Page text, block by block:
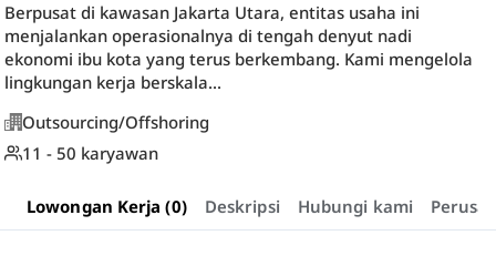
Berpusat di kawasan Jakarta Utara, entitas usaha ini
menjalankan operasionalnya di tengah denyut nadi
ekonomi ibu kota yang terus berkembang. Kami mengelola
lingkungan kerja berskala...
Outsourcing/Offshoring
11 - 50 karyawan
Lowongan Kerja (0) Deskripsi Hubungi kami